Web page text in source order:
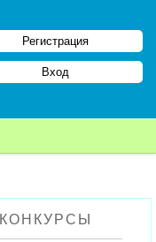
Регистрация
Вход
КОНКУРСЫ